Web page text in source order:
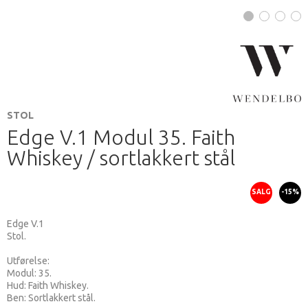
STOL
Edge V.1 Modul 35. Faith
Whiskey / sortlakkert stål
SALG -15%
Edge V.1
Stol.
Utførelse:
Modul: 35.
Hud: Faith Whiskey.
Ben: Sortlakkert stål.